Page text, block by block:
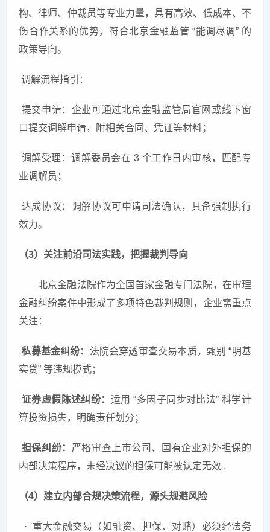
构、律师、仲裁员等专业力量，具有高效、低成本、不
伤合作关系的优势，符合北京金融监管 “能调尽调” 的
政策导向。
调解流程指引：
提交申请：企业可通过北京金融监管局官网或线下窗
口提交调解申请，附相关合同、凭证等材料；
调解受理：调解委员会在 3 个工作日内审核，匹配专
业调解员；
达成协议：调解协议可申请司法确认，具备强制执行
效力。
（3）关注前沿司法实践，把握裁判导向
北京金融法院作为全国首家金融专门法院，在审理
金融纠纷案件中形成了多项特色裁判规则，企业需重点
关注：
私募基金纠纷： 法院会穿透审查交易本质，甄别 “明基
实贷” 等违规模式；
证券虚假陈述纠纷： 运用 “多因子同步对比法” 科学计
算投资损失，明确责任划分；
担保纠纷： 严格审查上市公司、国有企业对外担保的
内部决策程序，未经决议的担保可能被认定无效。
（4）建立内部合规决策流程，源头规避风险
·
重大金融交易（如融资、担保、对赌）必须经法务